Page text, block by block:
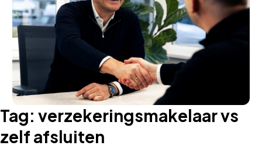
Tag: verzekeringsmakelaar vs
zelf afsluiten